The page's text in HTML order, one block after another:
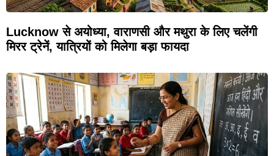
Lucknow से अयोध्या, वाराणसी और मथुरा के लिए चलेंगी
मिरर ट्रेनें, यात्रियों को मिलेगा बड़ा फायदा